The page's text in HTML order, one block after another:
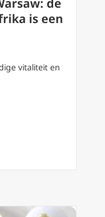
de
is een
vitaliteit en
Warsaw: de